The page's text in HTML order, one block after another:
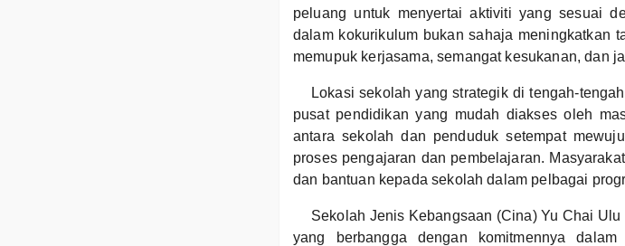
peluang untuk menyertai aktiviti yang sesuai
dalam kokurikulum bukan sahaja meningkatkan
memupuk kerjasama, semangat kesukanan, dan
Lokasi sekolah yang strategik di tengah-
pusat pendidikan yang mudah diakses oleh
antara sekolah dan penduduk setempat
proses pengajaran dan pembelajaran.
dan bantuan kepada sekolah dalam pelbagai
Sekolah Jenis Kebangsaan (Cina) Yu Chai
yang berbangga dengan komitmennya